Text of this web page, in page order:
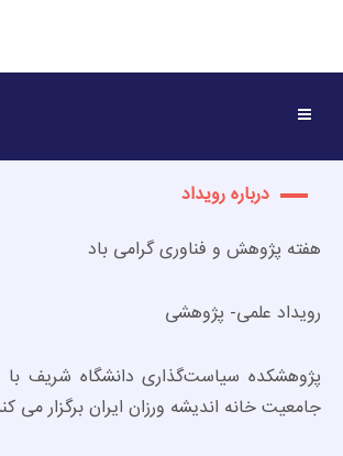
درباره رویداد
هفته پژوهش و فناوری گرامی باد
رویداد علمی- پژوهشی
پژوهشکده سیاست‌گذاری دانشگاه شریف با
جامعیت خانه اندیشه ورزان ایران برگزار می